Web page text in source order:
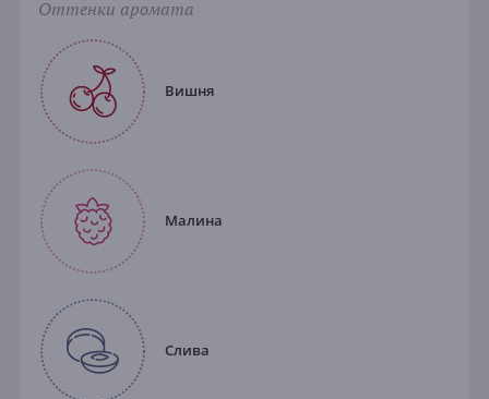
Оттенки аромата
Вишня
Малина
Слива